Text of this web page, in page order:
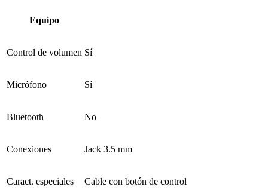
Equipo
Control de volumen Sí
Micrófono Sí
Bluetooth No
Conexiones Jack 3.5 mm
Caract. especiales Cable con botón de control